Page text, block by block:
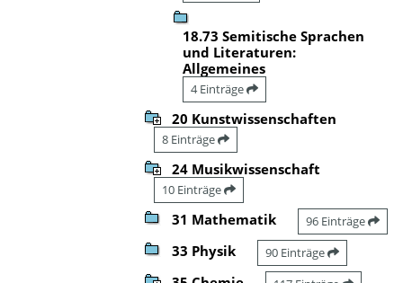
18.73 Semitische Sprachen
und Literaturen:
Allgemeines
4 Einträge
20 Kunstwissenschaften
8 Einträge
24 Musikwissenschaft
10 Einträge
31 Mathematik 96 Einträge
33 Physik 90 Einträge